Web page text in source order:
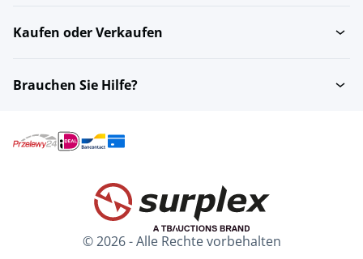
Kaufen oder Verkaufen
Brauchen Sie Hilfe?
© 2026 - Alle Rechte vorbehalten